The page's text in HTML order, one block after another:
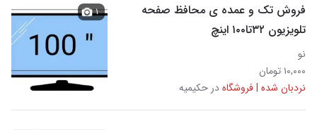
فروش تک و عمده ی محافظ صفحه
تلویزیون ۳۲تا۱۰۰ اینچ
نو
۱۰,۰۰۰ تومان
نردبان شده | فروشگاهدر حکیمیه
۱